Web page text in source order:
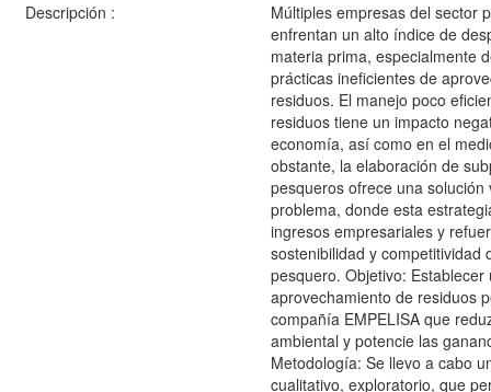
Descripción :
Múltiples empresas del sector
enfrentan un alto índice de
materia prima, especialmente
prácticas ineficientes de
residuos. El manejo poco
residuos tiene un impacto
economía, así como en el
obstante, la elaboración de
pesqueros ofrece una solución
problema, donde esta
ingresos empresariales y
sostenibilidad y competitividad
pesquero. Objetivo:
aprovechamiento de residuos
compañía EMPELISA que
ambiental y potencie las
Metodología: Se llevo a cabo
cualitativo, exploratorio, que